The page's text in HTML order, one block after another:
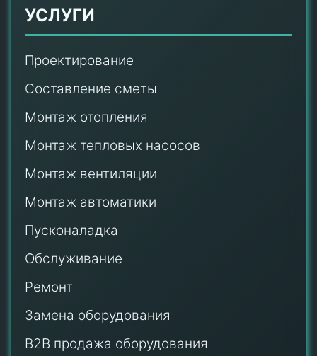
УСЛУГИ
Проектирование
Составление сметы
Монтаж отопления
Монтаж тепловых насосов
Монтаж вентиляции
Монтаж автоматики
Пусконаладка
Обслуживание
Ремонт
Замена оборудования
B2B продажа оборудования